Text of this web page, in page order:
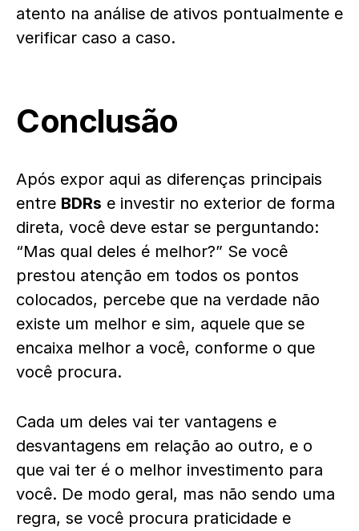
atento na análise de ativos pontualmente e
verificar caso a caso.
Conclusão
Após expor aqui as diferenças principais
entre BDRs e investir no exterior de forma
direta, você deve estar se perguntando:
“Mas qual deles é melhor?” Se você
prestou atenção em todos os pontos
colocados, percebe que na verdade não
existe um melhor e sim, aquele que se
encaixa melhor a você, conforme o que
você procura.
Cada um deles vai ter vantagens e
desvantagens em relação ao outro, e o
que vai ter é o melhor investimento para
você. De modo geral, mas não sendo uma
regra, se você procura praticidade e